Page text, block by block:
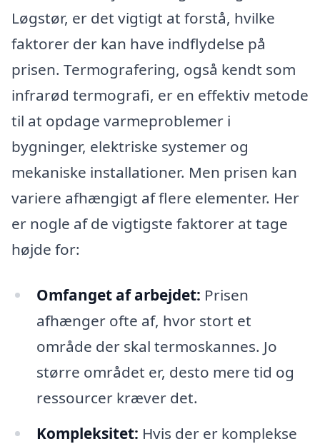
Løgstør, er det vigtigt at forstå, hvilke
faktorer der kan have indflydelse på
prisen. Termografering, også kendt som
infrarød termografi, er en effektiv metode
til at opdage varmeproblemer i
bygninger, elektriske systemer og
mekaniske installationer. Men prisen kan
variere afhængigt af flere elementer. Her
er nogle af de vigtigste faktorer at tage
højde for:
Omfanget af arbejdet: Prisen
afhænger ofte af, hvor stort et
område der skal termoskannes. Jo
større området er, desto mere tid og
ressourcer kræver det.
Kompleksitet: Hvis der er komplekse